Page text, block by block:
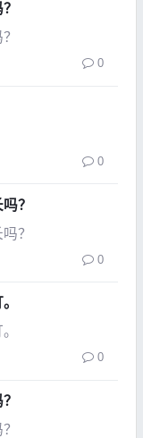
0
0
？
？
0
0